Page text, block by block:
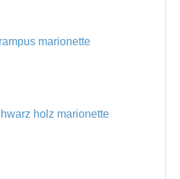
marionette
holz marionette